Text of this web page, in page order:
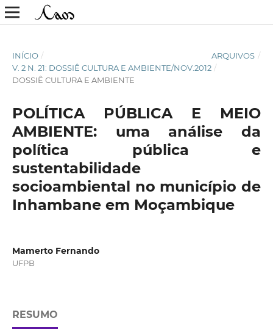
INÍCIO / ARQUIVOS /
V. 2 N. 21: DOSSIÊ CULTURA E AMBIENTE/NOV.2012 /
DOSSIÊ CULTURA E AMBIENTE
POLÍTICA PÚBLICA E MEIO
AMBIENTE: uma análise da
política pública e
sustentabilidade
socioambiental no município de
Inhambane em Moçambique
Mamerto Fernando
UFPB
RESUMO